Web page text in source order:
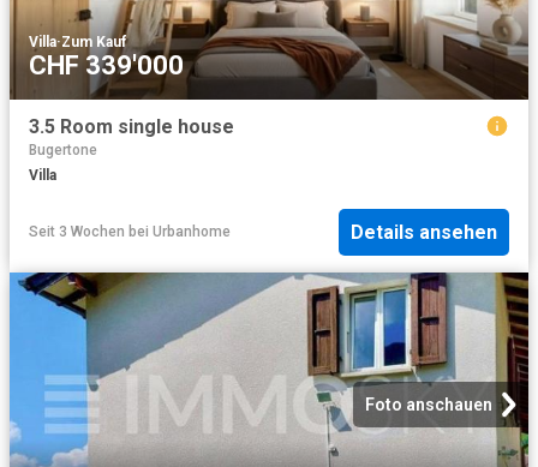
Villa·Zum Kauf
CHF 339'000
3.5 Room single house
Bugertone
Villa
Seit 3 Wochen bei Urbanhome Details ansehen
Foto anschauen